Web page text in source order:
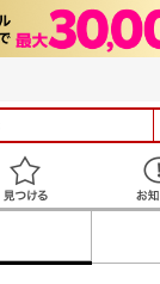
見つける